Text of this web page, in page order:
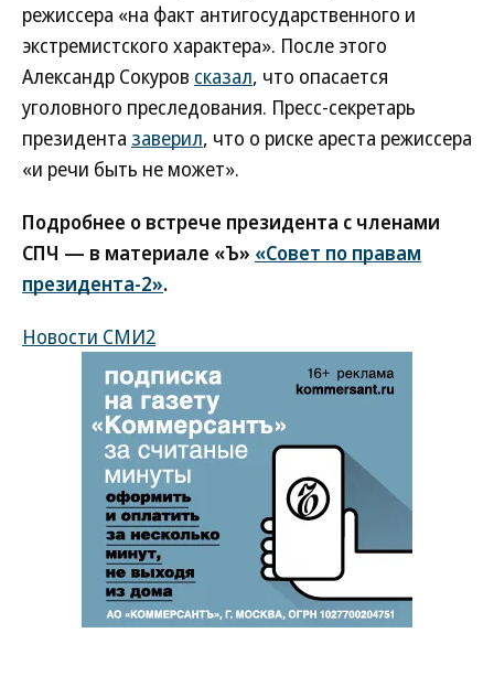
режиссера «на факт антигосударственного и
экстремистского характера». После этого
Александр Сокуров сказал, что опасается
уголовного преследования. Пресс-секретарь
президента заверил, что о риске ареста режиссера
«и речи быть не может».
Подробнее о встрече президента с членами
СПЧ — в материале «Ъ» «Совет по правам
президента-2».
Новости СМИ2